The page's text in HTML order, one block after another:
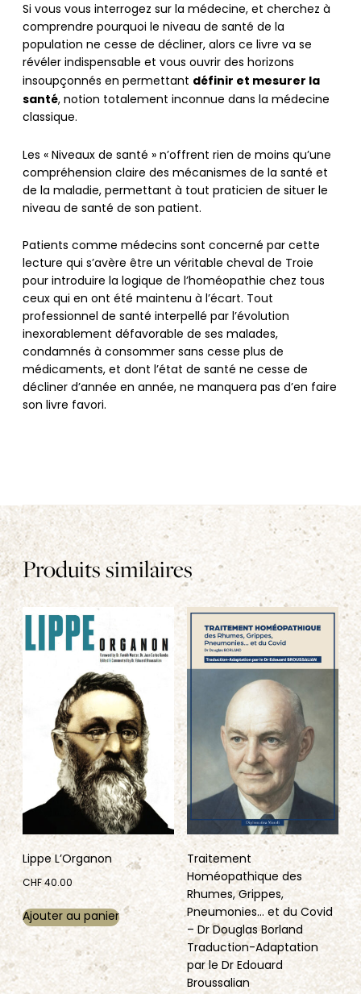
Si vous vous interrogez sur la médecine, et cherchez à
comprendre pourquoi le niveau de santé de la
population ne cesse de décliner, alors ce livre va se
révéler indispensable et vous ouvrir des horizons
insoupçonnés en permettant définir et mesurer la
santé, notion totalement inconnue dans la médecine
classique.
Les « Niveaux de santé » n’offrent rien de moins qu’une
compréhension claire des mécanismes de la santé et
de la maladie, permettant à tout praticien de situer le
niveau de santé de son patient.
Patients comme médecins sont concerné par cette
lecture qui s’avère être un véritable cheval de Troie
pour introduire la logique de l’homéopathie chez tous
ceux qui en ont été maintenu à l’écart. Tout
professionnel de santé interpellé par l’évolution
inexorablement défavorable de ses malades,
condamnés à consommer sans cesse plus de
médicaments, et dont l’état de santé ne cesse de
décliner d’année en année, ne manquera pas d’en faire
son livre favori.
Produits similaires
Lippe L’Organon
CHF40.00
Ajouter au panier
Traitement
Homéopathique des
Rhumes, Grippes,
Pneumonies… et du Covid
– Dr Douglas Borland
Traduction-Adaptation
par le Dr Edouard
Broussalian